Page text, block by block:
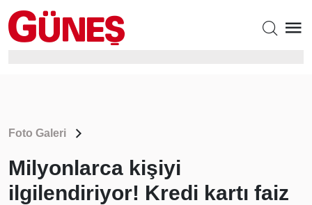
Foto Galeri
Milyonlarca kişiyi
ilgilendiriyor! Kredi kartı faiz